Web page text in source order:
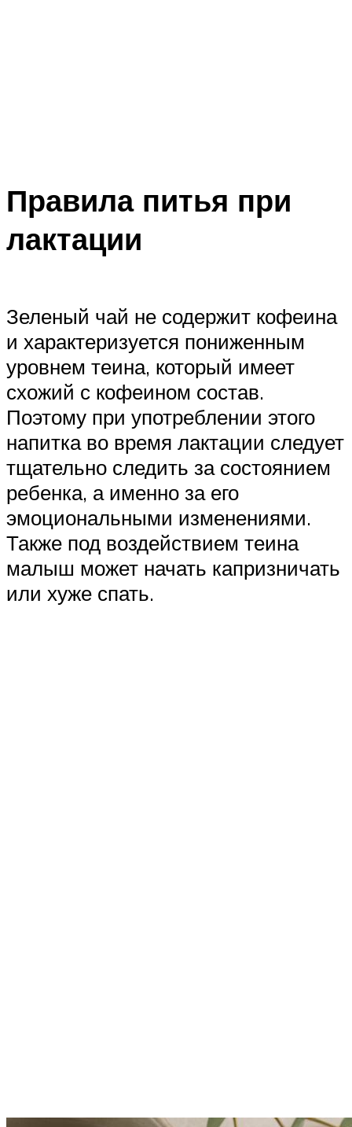
Правила питья при
лактации
Зеленый чай не содержит кофеина
и характеризуется пониженным
уровнем теина, который имеет
схожий с кофеином состав.
Поэтому при употреблении этого
напитка во время лактации следует
тщательно следить за состоянием
ребенка, а именно за его
эмоциональными изменениями.
Также под воздействием теина
малыш может начать капризничать
или хуже спать.